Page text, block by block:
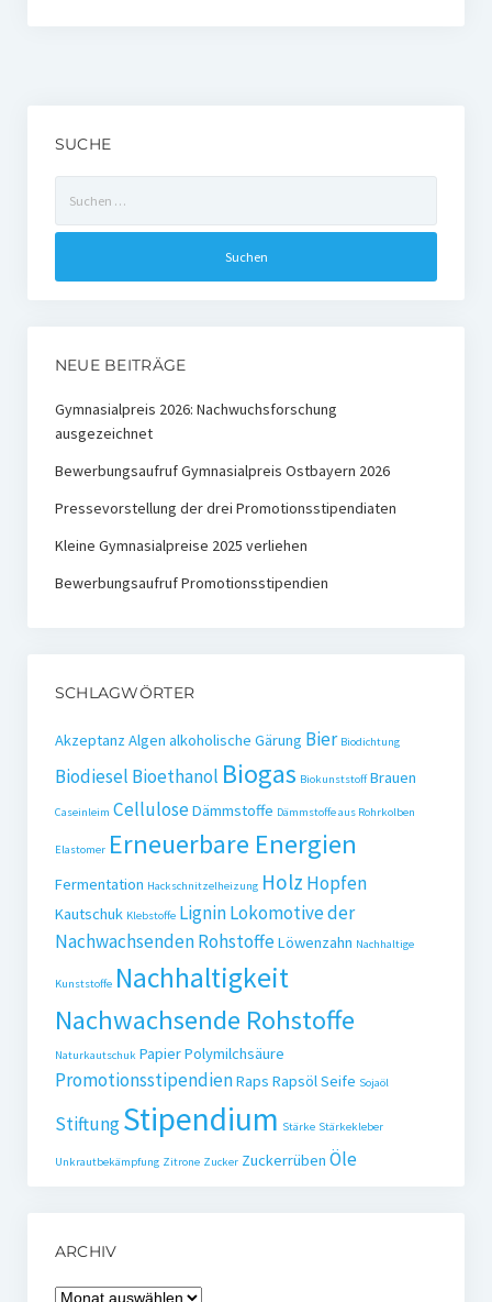
SUCHE
nach:
NEUE BEITRÄGE
Gymnasialpreis 2026: Nachwuchsforschung
ausgezeichnet
Bewerbungsaufruf Gymnasialpreis Ostbayern 2026
Pressevorstellung der drei Promotionsstipendiaten
Kleine Gymnasialpreise 2025 verliehen
Bewerbungsaufruf Promotionsstipendien
SCHLAGWÖRTER
Akzeptanz Algen alkoholische Gärung Bier Biodichtung
Biodiesel Bioethanol Biogas Biokunststoff Brauen
Caseinleim CelluloseDämmstoffe Dämmstoffe aus Rohrkolben
Elastomer Erneuerbare Energien
Fermentation Hackschnitzelheizung Holz Hopfen
Kautschuk Klebstoffe LigninLokomotive der
Nachwachsenden RohstoffeLöwenzahn Nachhaltige
Kunststoffe Nachhaltigkeit
Nachwachsende Rohstoffe
Naturkautschuk PapierPolymilchsäure
PromotionsstipendienRaps RapsölSeife Sojaöl
StiftungStipendium Stärke Stärkekleber
Unkrautbekämpfung Zitrone Zucker Zuckerrüben Öle
ARCHIV
Archiv